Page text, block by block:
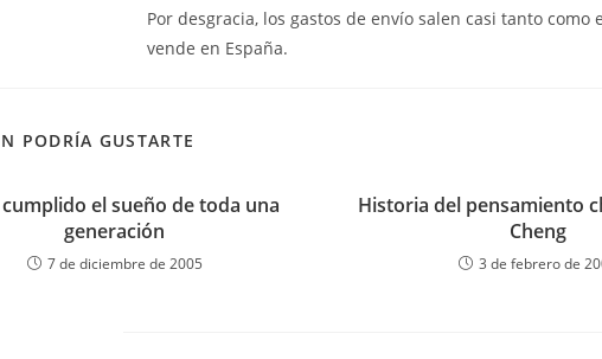
Por desgracia, los gastos de envío salen casi tanto
vende en España.
PODRÍA GUSTARTE
cumplido el sueño de toda una
generación
7 de diciembre de 2005
Historia del pensamiento
Cheng
3 de febrero de